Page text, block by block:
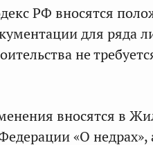
РФ вносятся
для ряда
не
вносятся в
«О недрах»,